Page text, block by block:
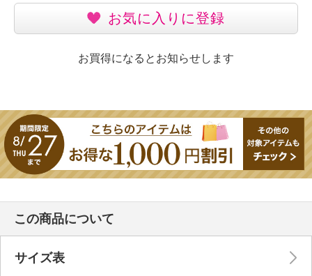
お気に入りに登録
お買得になるとお知らせします
この商品について
サイズ表